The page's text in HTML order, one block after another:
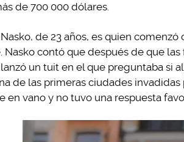
de 700 000 dólares.
de 23 años, es quien
Nasko contó que después de que
un tuit en el que preguntaba si
de las primeras ciudades
en vano y no tuvo una respuesta